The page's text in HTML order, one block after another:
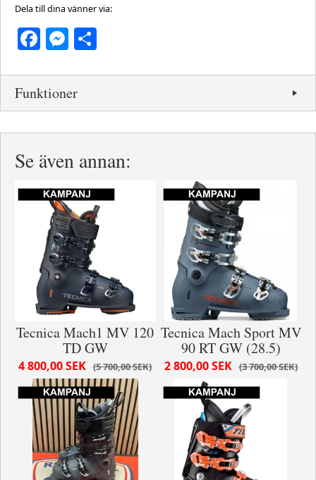
Dela till dina vänner via:
Facebook
Messenger
Funktioner
Se även annan:
Tecnica Mach1 MV 120
TD GW
5 700,00 SEK
4 800,00 SEK
Tecnica Mach Sport MV
90 RT GW (28.5)
3 700,00 SEK
2 800,00 SEK